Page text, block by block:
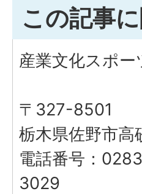
この記事
産業文化スポ
〒327-8501
栃木県佐野市高
電話番号：
3029